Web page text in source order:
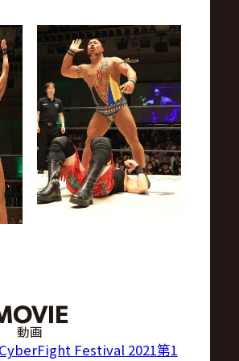
動画
CyberFight Festival 2021第1